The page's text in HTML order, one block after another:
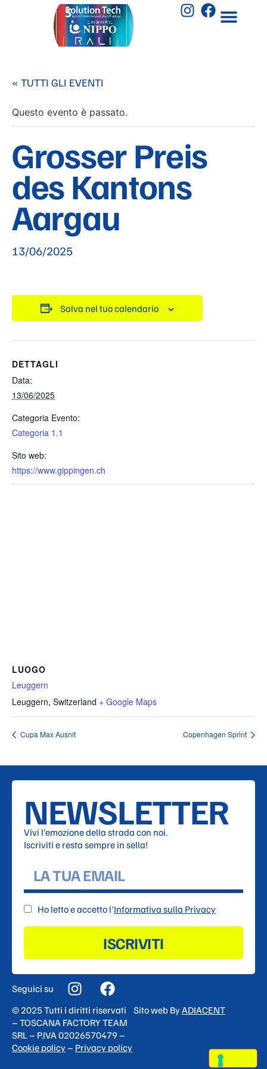
« TUTTI GLI EVENTI
Questo evento è passato.
Grosser Preis
des Kantons
Aargau
13/06/2025
Salva nel tuo calendario
DETTAGLI
Data:
13/06/2025
Categoria Evento:
Categoria 1.1
Sito web:
https://www.gippingen.ch
LUOGO
Leuggern
Leuggern, Switzerland + Google Maps
Cupa Max Ausnit Copenhagen Sprint
NEWSLETTER
Vivi l’emozione della strada con noi.
Iscriviti e resta sempre in sella!
Ho letto e accetto l'Informativa sulla Privacy
ISCRIVITI
Seguici su
© 2025 Tutti i diritti riservati
– TOSCANA FACTORY TEAM
SRL – P.IVA 02026570479 –
Cookie policy– Privacy policy
Sito web ByADIACENT